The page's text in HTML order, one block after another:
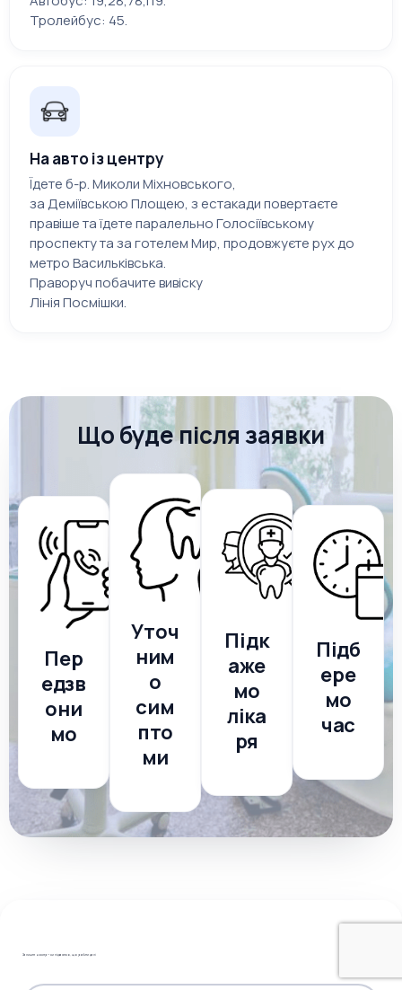
Тролейбус: 45.
На авто із центру
Їдете б-р. Миколи Міхновського,
за Деміївською Площею, з естакади повертаєте
правіше та їдете паралельно Голосіївському
проспекту та за готелем Мир, продовжуєте рух до
метро Васильківська.
Праворуч побачите вивіску
Лінія Посмішки.
Що буде після заявки
Пер
едзв
они
мо
Уточ
ним
о
сим
пто
ми
Підк
аже
мо
ліка
ря
Підб
ере
мо
час
Залиште номер — ми підкажемо, що робити далі